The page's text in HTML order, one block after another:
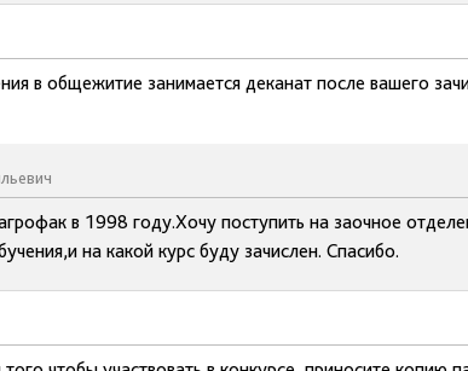
в общежитие занимается деканат после вашего
в 1998 году.Хочу поступить на заочное
на какой курс буду зачислен. Спасибо.